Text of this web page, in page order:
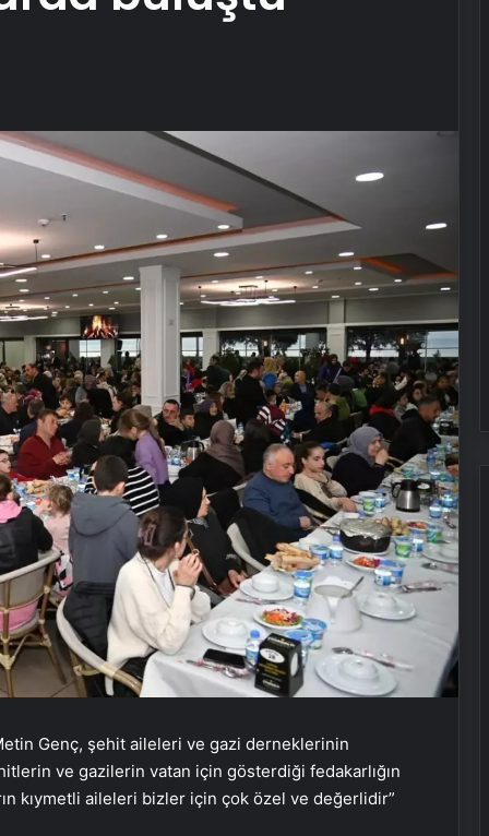
Genç, şehit aileleri ve gazi derneklerinin
ve gazilerin vatan için gösterdiği fedakarlığın
kıymetli aileleri bizler için çok özel ve değerlidir”